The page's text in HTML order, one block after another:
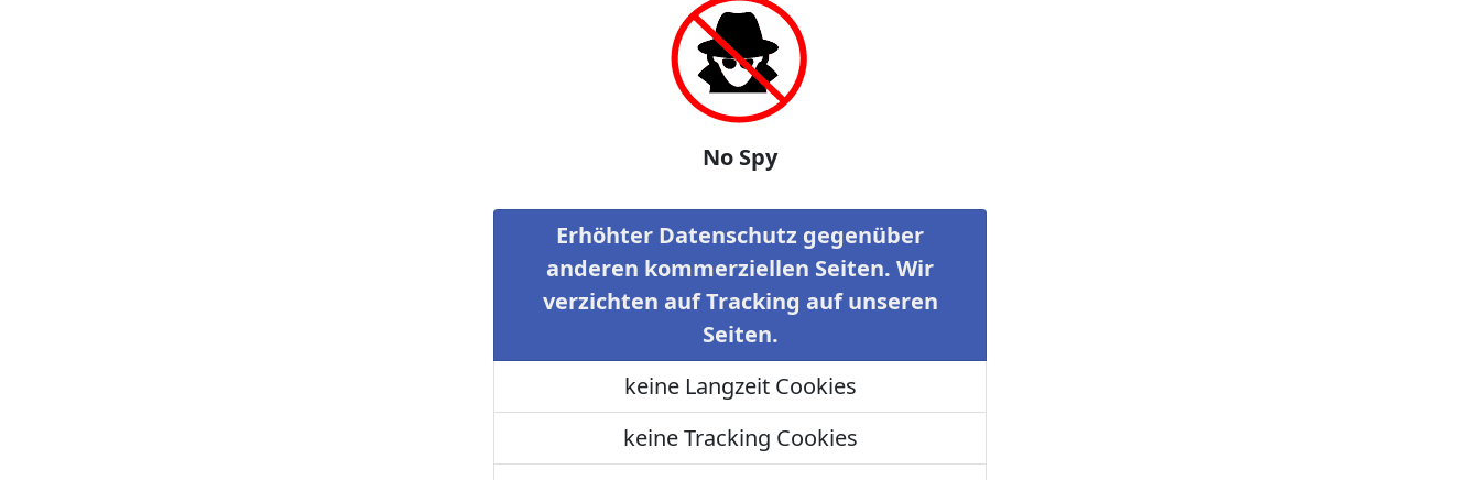
No Spy
Erhöhter Datenschutz gegenüber
anderen kommerziellen Seiten. Wir
verzichten auf Tracking auf unseren
Seiten.
keine Langzeit Cookies
keine Tracking Cookies